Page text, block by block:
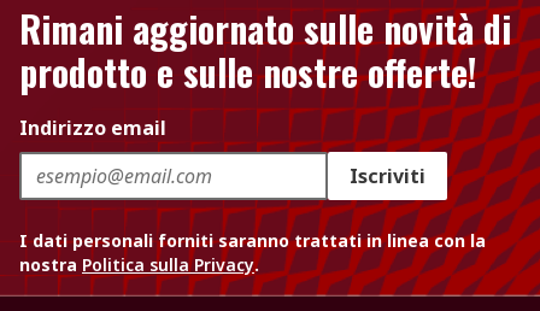
Rimani aggiornato sulle novità di
prodotto e sulle nostre offerte!
Indirizzo email
Iscriviti
I dati personali forniti saranno trattati in linea con la
nostra Politica sulla Privacy.